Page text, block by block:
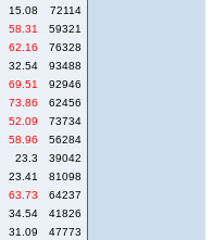
15.08
72114
58.31
59321
62.16
76328
32.54
93488
69.51
92946
73.86
62456
52.09
73734
58.96
56284
23.3
39042
23.41
81098
63.73
64237
34.54
41826
31.09
47773